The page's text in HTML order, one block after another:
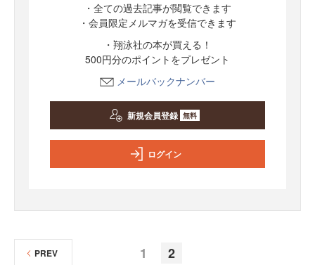
・全ての過去記事が閲覧できます
・会員限定メルマガを受信できます
・翔泳社の本が買える！
500円分のポイントをプレゼント
メールバックナンバー
新規会員登録 無料
ログイン
1 2
PREV